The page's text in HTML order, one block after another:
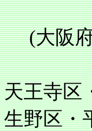
(大阪
天王寺区
生野区・